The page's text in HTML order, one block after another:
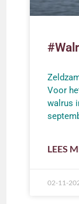
Voor
walrus
LEES
02-11-